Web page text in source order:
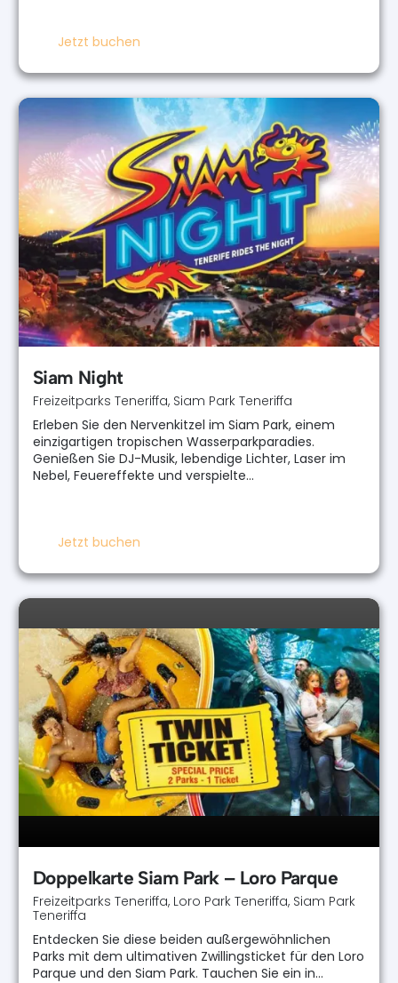
Jetzt buchen
Siam Night
Freizeitparks Teneriffa, Siam Park Teneriffa
Erleben Sie den Nervenkitzel im Siam Park, einem
einzigartigen tropischen Wasserparkparadies.
Genießen Sie DJ-Musik, lebendige Lichter, Laser im
Nebel, Feuereffekte und verspielte…
Jetzt buchen
Doppelkarte Siam Park – Loro Parque
Freizeitparks Teneriffa, Loro Park Teneriffa, Siam Park
Teneriffa
Entdecken Sie diese beiden außergewöhnlichen
Parks mit dem ultimativen Zwillingsticket für den Loro
Parque und den Siam Park. Tauchen Sie ein in…